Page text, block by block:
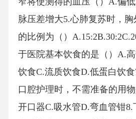
脉压差增大5.心肺复苏时，
的比例为（）
于医院基本饮食的是（）A.
饮食C.流质饮食D.低蛋白饮
口腔护理时，不需准备的用
开口器C.吸水管D.弯血管钳